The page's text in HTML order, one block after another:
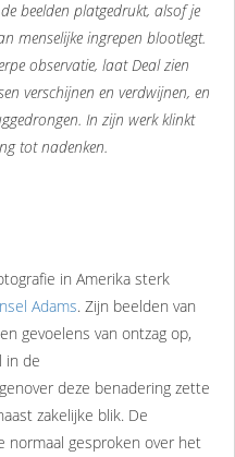
beelden platgedrukt, alsof je
menselijke ingrepen blootlegt.
observatie, laat Deal zien
verschijnen en verdwijnen, en
In zijn werk klinkt
tot nadenken.
in Amerika sterk
Adams. Zijn beelden van
gevoelens van ontzag op,
in de
deze benadering zette
zakelijke blik. De
normaal gesproken over het